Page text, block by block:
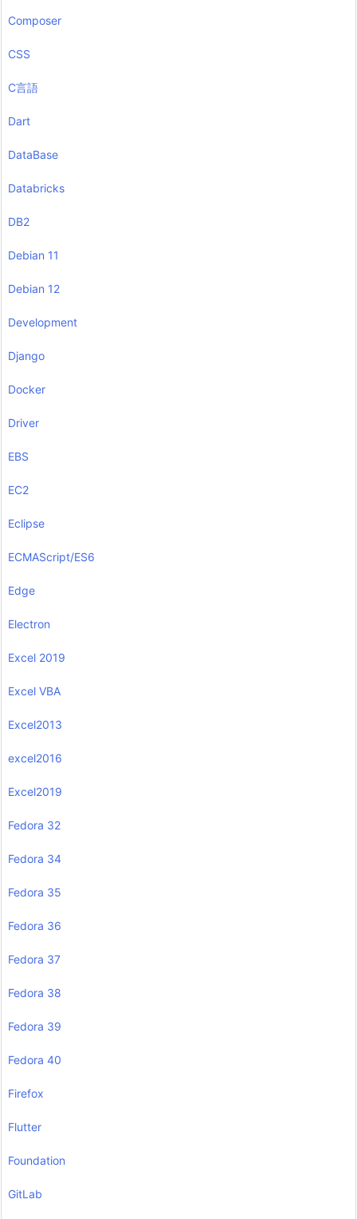
Composer
CSS
C言語
Dart
DataBase
Databricks
DB2
Debian 11
Debian 12
Development
Django
Docker
Driver
EBS
EC2
Eclipse
ECMAScript/ES6
Edge
Electron
Excel 2019
Excel VBA
Excel2013
excel2016
Excel2019
Fedora 32
Fedora 34
Fedora 35
Fedora 36
Fedora 37
Fedora 38
Fedora 39
Fedora 40
Firefox
Flutter
Foundation
GitLab